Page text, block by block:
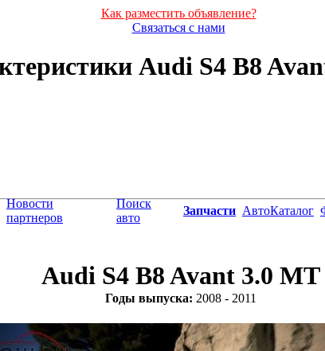
Как разместить объявление?
Связаться с нами
Audi S4 B8
Новости
партнеров
Поиск
авто
Запчасти АвтоКаталог
Audi S4 B8 Avant 3.0 MT
Годы выпуска: 2008 - 2011